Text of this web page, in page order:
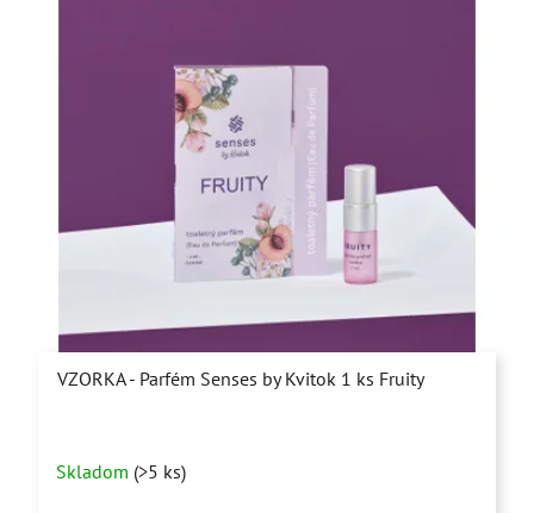
VZORKA - Parfém Senses by Kvitok 1 ks Fruity
hodnotenie
Skladom (>5 ks)